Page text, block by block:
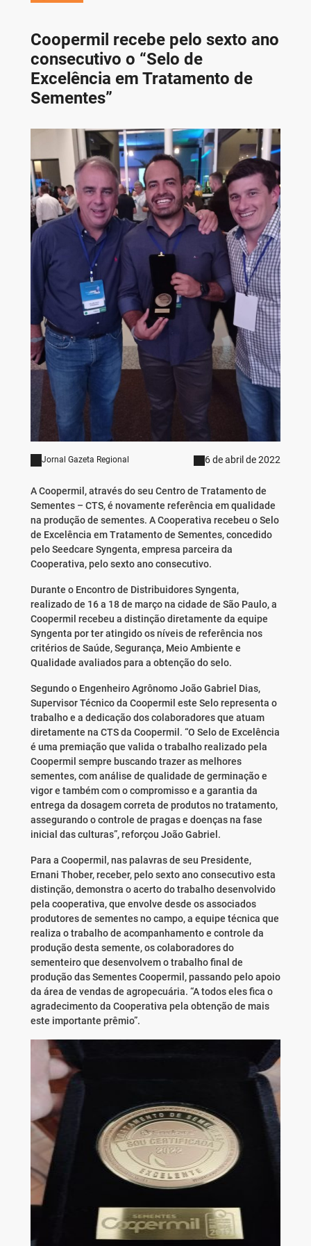
Coopermil recebe pelo sexto ano
consecutivo o “Selo de
Excelência em Tratamento de
Sementes”
Jornal Gazeta Regional 6 de abril de 2022
A Coopermil, através do seu Centro de Tratamento de
Sementes – CTS, é novamente referência em qualidade
na produção de sementes. A Cooperativa recebeu o Selo
de Excelência em Tratamento de Sementes, concedido
pelo Seedcare Syngenta, empresa parceira da
Cooperativa, pelo sexto ano consecutivo.
Durante o Encontro de Distribuidores Syngenta,
realizado de 16 a 18 de março na cidade de São Paulo, a
Coopermil recebeu a distinção diretamente da equipe
Syngenta por ter atingido os níveis de referência nos
critérios de Saúde, Segurança, Meio Ambiente e
Qualidade avaliados para a obtenção do selo.
Segundo o Engenheiro Agrônomo João Gabriel Dias,
Supervisor Técnico da Coopermil este Selo representa o
trabalho e a dedicação dos colaboradores que atuam
diretamente na CTS da Coopermil. “O Selo de Excelência
é uma premiação que valida o trabalho realizado pela
Coopermil sempre buscando trazer as melhores
sementes, com análise de qualidade de germinação e
vigor e também com o compromisso e a garantia da
entrega da dosagem correta de produtos no tratamento,
assegurando o controle de pragas e doenças na fase
inicial das culturas”, reforçou João Gabriel.
Para a Coopermil, nas palavras de seu Presidente,
Ernani Thober, receber, pelo sexto ano consecutivo esta
distinção, demonstra o acerto do trabalho desenvolvido
pela cooperativa, que envolve desde os associados
produtores de sementes no campo, a equipe técnica que
realiza o trabalho de acompanhamento e controle da
produção desta semente, os colaboradores do
sementeiro que desenvolvem o trabalho final de
produção das Sementes Coopermil, passando pelo apoio
da área de vendas de agropecuária. “A todos eles fica o
agradecimento da Cooperativa pela obtenção de mais
este importante prêmio”.